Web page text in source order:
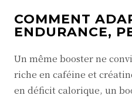
COMMENT
ENDURANCE,
Un même booster ne
riche en caféine et
en déficit calorique, un